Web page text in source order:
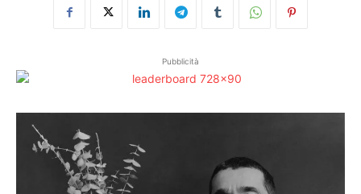
Pubblicità